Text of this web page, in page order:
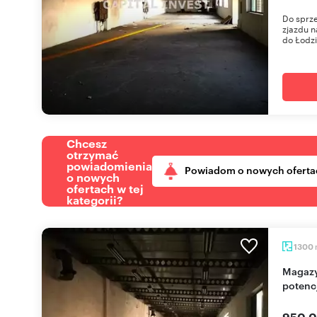
Do
zjazdu
do
Chcesz
otrzymać
powiadomienia
o nowych
ofertach w tej
kategorii?
Powiadom o nowych
1300
Magazyn 1300 m² Koło - atrakcyjna cena i